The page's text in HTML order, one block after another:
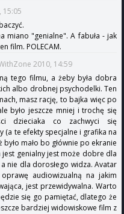
15:05
miano "genialne". A fabuła - jak
film. POLECAM.
2010, 14:59
tego filmu, a żeby była dobra
albo drobnej psychodelki. Ten
masz rację, to bajka więc po
było jeszcze mniej i trochę się
dzieciaka co zachwyci się
(a te efekty specjalne i grafika na
mało bo głównie po ekranie
jest genialny jest może dobre dla
nie dla dorosłego widza. Avatar
audiowizualną na jakim
jest przewidywalna. Warto
się go pamiętać, dlatego że
bardziej widowiskowe film z